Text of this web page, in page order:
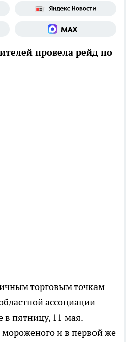
провела рейд по
торговым точкам
ассоциации
в пятницу, 11 мая.
мороженого и в первой же